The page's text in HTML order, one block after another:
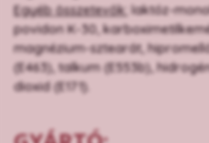
Egyéb összetevők: laktóz-
povidon K-30,
magnézium-sztearát,
(E463), talkum (E553b),
dioxid (E171).